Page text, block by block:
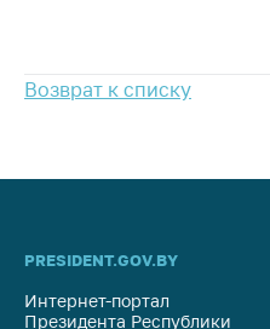
обсуждение
товаров
ведения бизнеса
Рекомендации по
Возврат к списку
PRESIDENT.GOV.BY
Интернет-портал
Президента Республики